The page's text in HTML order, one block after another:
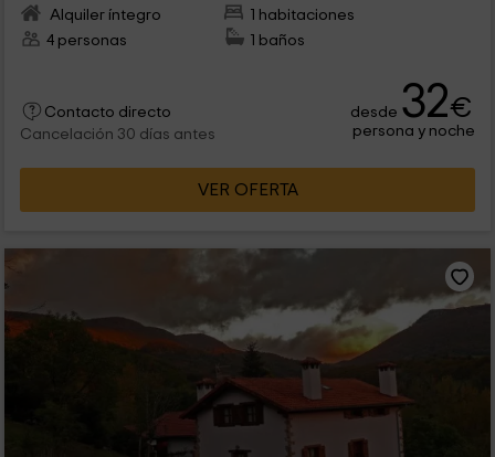
Alquiler íntegro
1 habitaciones
4 personas
1 baños
Contacto directo
Cancelación 30 días antes
desde 32€
persona y noche
VER OFERTA